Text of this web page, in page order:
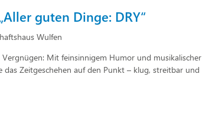
guten Dinge: DRY“
Wulfen
Mit feinsinnigem Humor und musikalischer
das Zeitgeschehen auf den Punkt – klug, streitbar und